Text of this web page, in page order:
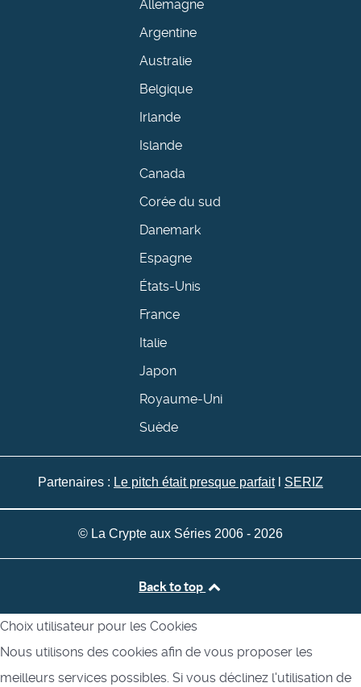
Allemagne
Argentine
Australie
Belgique
Irlande
Islande
Canada
Corée du sud
Danemark
Espagne
États-Unis
France
Italie
Japon
Royaume-Uni
Suède
Partenaires : Le pitch était presque parfaitl SERIZ
© La Crypte aux Séries 2006 - 2026
Back to top
Choix utilisateur pour les Cookies
Nous utilisons des cookies afin de vous proposer les
meilleurs services possibles. Si vous déclinez l'utilisation de